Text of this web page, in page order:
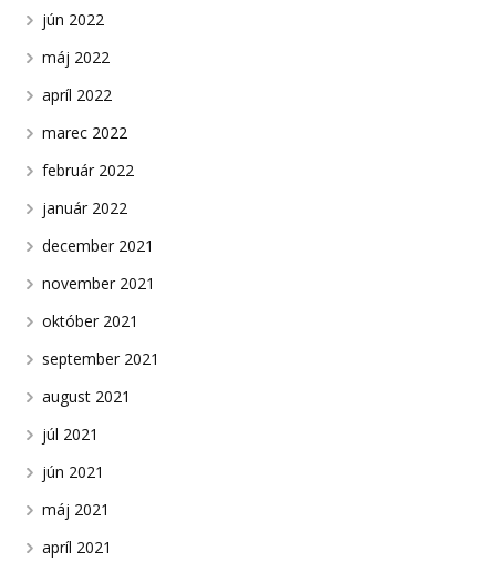
jún 2022
máj 2022
apríl 2022
marec 2022
február 2022
január 2022
december 2021
november 2021
október 2021
september 2021
august 2021
júl 2021
jún 2021
máj 2021
apríl 2021